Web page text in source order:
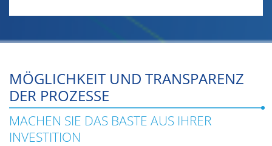
MÖGLICHKEIT UND TRANSPARENZ
DER PROZESSE
MACHEN SIE DAS BASTE AUS IHRER
INVESTITION